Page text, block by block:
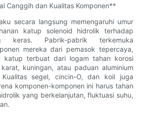
Canggih dan Kualitas Komponen**
secara langsung memengaruhi umur
katup solenoid hidrolik terhadap
keras. Pabrik-pabrik terkemuka
mereka dari pemasok tepercaya,
katup terbuat dari logam tahan korosi
kuningan, atau paduan aluminium
segel, cincin-O, dan koil juga
komponen-komponen ini harus tahan
yang berkelanjutan, fluktuasi suhu,